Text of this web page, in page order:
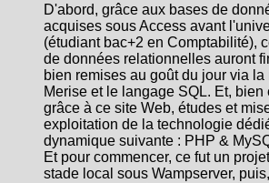
D'abord, grâce aux bases de
acquises sous Access avant
(étudiant bac+2 en Comptabilité),
de données relationnelles auront
bien remises au goût du jour via la
Merise et le langage SQL. Et, bien
grâce à ce site Web, études et
exploitation de la technologie
dynamique suivante : PHP &
Et pour commencer, ce fut un
stade local sous Wampserver,